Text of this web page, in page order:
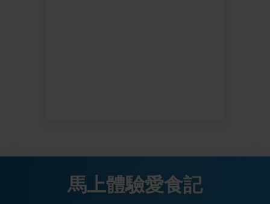
馬上體驗愛食記